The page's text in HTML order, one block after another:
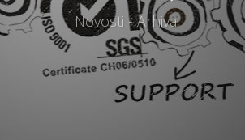
Novosti - Arhiva